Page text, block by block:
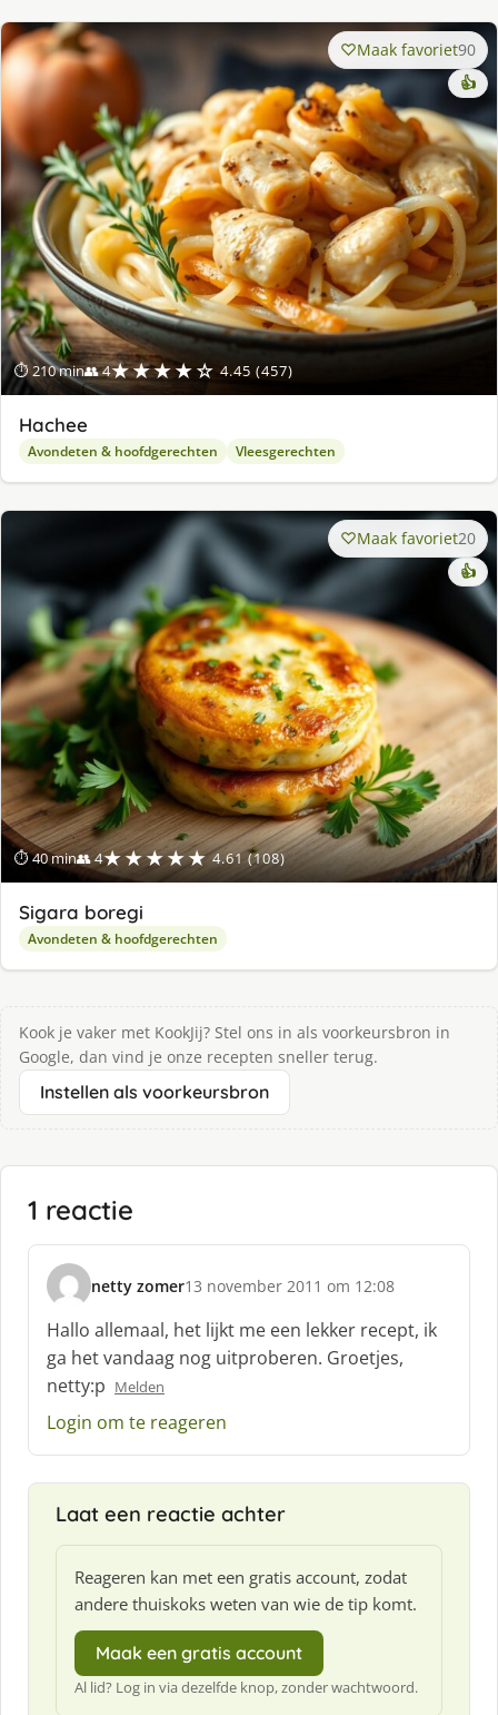
⏱ 210 min👥 4★★★★☆ 4.45 (457)
Maak favoriet90
👍
Hachee
Avondeten & hoofdgerechten Vleesgerechten
⏱ 40 min👥 4★★★★★ 4.61 (108)
Maak favoriet20
👍
Sigara boregi
Avondeten & hoofdgerechten
Kook je vaker met KookJij? Stel ons in als voorkeursbron in
Google, dan vind je onze recepten sneller terug.
Instellen als voorkeursbron
1 reactie
netty zomer
s
c
h
r
e
e
:
13 november 2011 om 12:08
Hallo allemaal, het lijkt me een lekker recept, ik
ga het vandaag nog uitproberen. Groetjes,
netty:p Melden
Login om te reageren
Laat een reactie achter
Reageren kan met een gratis account, zodat
andere thuiskoks weten van wie de tip komt.
Maak een gratis account
Al lid? Log in via dezelfde knop, zonder wachtwoord.